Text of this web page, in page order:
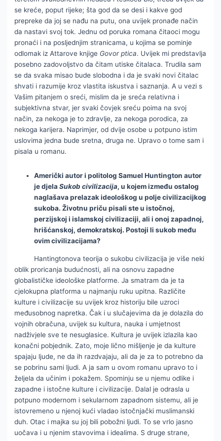
se kreće, poput rijeke; šta god da se desi i kakve god
prepreke da joj se nađu na putu, ona uvijek pronađe način
da nastavi svoj tok. Jednu od poruka romana čitaoci mogu
pronaći i na posljednjim stranicama, u kojima se pominje
odlomak iz Attarove knjige Govor ptica. Uvijek mi predstavlja
posebno zadovoljstvo da čitam utiske čitalaca. Trudila sam
se da svaka misao bude slobodna i da je svaki novi čitalac
shvati i razumije kroz vlastita iskustva i saznanja. A u vezi s
Vašim pitanjem o sreći, mislim da je sreća relativna i
subjektivna stvar, jer svaki čovjek sreću poima na svoj
način, za nekoga je to zdravlje, za nekoga porodica, za
nekoga karijera. Naprimjer, od dvije osobe u potpuno istim
uslovima jedna bude sretna, druga ne. Upravo o tome sam i
pisala u romanu.
Američki autor i politolog Samuel Huntington autor
je djelaSukob civilizacija, u kojem između ostalog
naglašava prelazak ideološkog u polje civilizacijkog
sukoba. Životnu priču pisali ste u istočnoj,
perzijskoj i islamskoj civilizaciji, ali i onoj zapadnoj,
hrišćanskoj, demokratskoj. Postoji li sukob među
ovim civilizacijama?
Hantingtonova teorija o sukobu civilizacija je više neki
oblik proricanja budućnosti, ali na osnovu zapadne
globalističke ideološke platforme. Ja smatram da je ta
cjelokupna platforma u najmanju ruku upitna. Različite
kulture i civilizacije su uvijek kroz historiju bile uzroci
međusobnog napretka. Čak i u slučajevima da je dolazila do
vojnih obračuna, uvijek su kultura, nauka i umjetnost
nadživjele sve te nesuglasice. Kultura je uvijek izlazila kao
konačni pobjednik. Zato, moje lično mišljenje je da kulture
spajaju ljude, ne da ih razdvajaju, ali da je za to potrebno da
se pobrinu sami ljudi. A ja sam u ovom romanu upravo to i
željela da učinim i pokažem. Spominju se u njemu odlike i
zapadne i istočne kulture i civilizacije. Dalal je odrasla u
potpuno modernom i sekularnom zapadnom sistemu, ali je
istovremeno u njenoj kući vladao istočnjački muslimanski
duh. Otac i majka su joj bili pobožni ljudi. To se vrlo jasno
uočava i u njenim stavovima i idealima. S druge strane,